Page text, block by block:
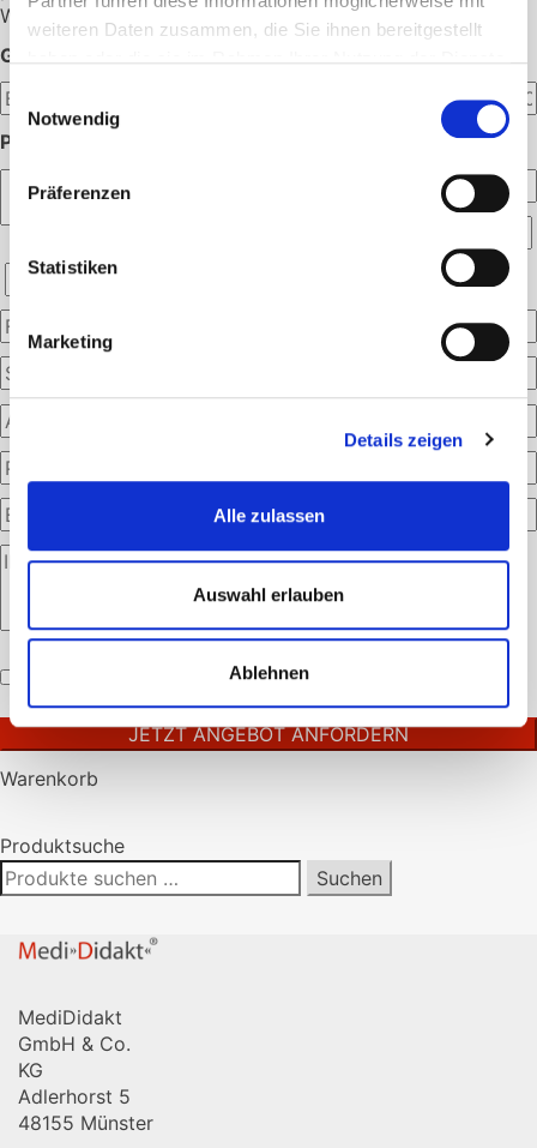
weiteren Daten zusammen, die Sie ihnen bereitgestellt
Einwilligungsauswahl
Notwendig
Präferenzen
Statistiken
Marketing
Details zeigen
Alle zulassen
Auswahl erlauben
Ablehnen
Wir melden uns dann schnellstmöglich bei Ihnen.
GEWÜNSCHTE MENGE:
PERSÖNLICHE ANGABEN:
lasse
dieses
Feld
leer.
Datenschutzerklärung
Warenkorb
Produktsuche
Suchen
nach:
Suchen
MediDidakt
GmbH & Co.
KG
Adlerhorst 5
48155 Münster